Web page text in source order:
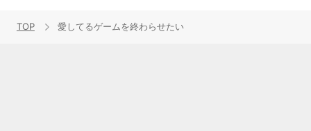
TOP 愛してるゲームを終わらせたい